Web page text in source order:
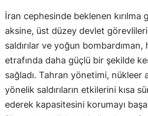
İran cephesinde beklenen kırılma
aksine, üst düzey devlet
saldırılar ve yoğun bombardıman,
etrafında daha güçlü bir şekilde
sağladı. Tahran yönetimi, nükleer
yönelik saldırıların etkilerini kısa
ederek kapasitesini korumayı